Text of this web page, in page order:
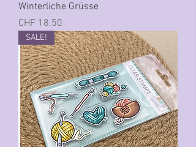
Winterliche Grüsse
Preis
CHF 18.50
SALE!